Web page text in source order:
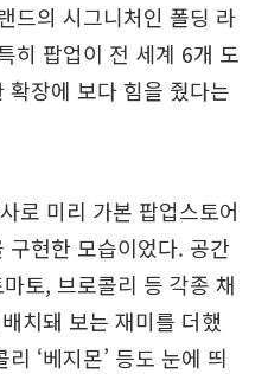
드의 시그니처인 폴딩 라
히 팝업이 전 세계 6개 도
장에 보다 힘을 줬다는
로 미리 가본 팝업스토어
구현한 모습이었다. 공간
토, 브로콜리 등 각종 채
치돼 보는 재미를 더했
‘베지몬’ 등도 눈에 띄